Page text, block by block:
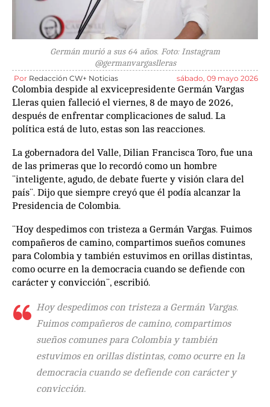
Germán murió a sus 64 años. Foto: Instagram
@germanvargaslleras
Por Redacción CW+ Noticias sábado, 09 mayo 2026
Colombia despide al exvicepresidente Germán Vargas
Lleras quien falleció el viernes, 8 de mayo de 2026,
después de enfrentar complicaciones de salud. La
política está de luto, estas son las reacciones.
La gobernadora del Valle, Dilian Francisca Toro, fue una
de las primeras que lo recordó como un hombre
¨inteligente, agudo, de debate fuerte y visión clara del
país¨. Dijo que siempre creyó que él podía alcanzar la
Presidencia de Colombia.
¨Hoy despedimos con tristeza a Germán Vargas. Fuimos
compañeros de camino, compartimos sueños comunes
para Colombia y también estuvimos en orillas distintas,
como ocurre en la democracia cuando se defiende con
carácter y convicción¨, escribió.
Hoy despedimos con tristeza a Germán Vargas.
Fuimos compañeros de camino, compartimos
sueños comunes para Colombia y también
estuvimos en orillas distintas, como ocurre en la
democracia cuando se defiende con carácter y
convicción.